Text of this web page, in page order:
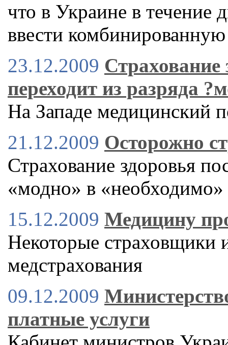
что в Украине в течение
ввести
23.12.2009 Страхование
переходит из разряда
На Западе медицинский
21.12.2009 Осторожно
Страхование здоровья
«модно» в «необходимо»
15.12.2009 Медицину
Некоторые страховщики
медстрахования
09.12.2009
платные услуги